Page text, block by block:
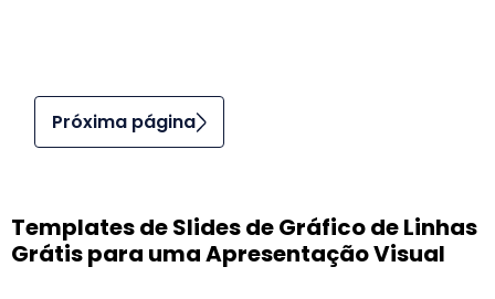
Próxima página
Templates de Slides de Gráfico de Linhas
Grátis para uma Apresentação Visual